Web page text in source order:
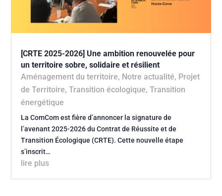
[CRTE 2025-2026] Une ambition renouvelée pour
un territoire sobre, solidaire et résilient
Aménagement du territoire, Notre actualité, Projet
de Territoire,Transition écologique,Transition
énergétique
La ComCom est fière d’annoncer la signature de
l’avenant 2025-2026 du Contrat de Réussite et de
Transition Écologique (CRTE). Cette nouvelle étape
s’inscrit…
lire plus